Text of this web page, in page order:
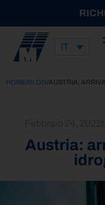
IT
HOME/BLOG/AUSTRIA:
Austria: